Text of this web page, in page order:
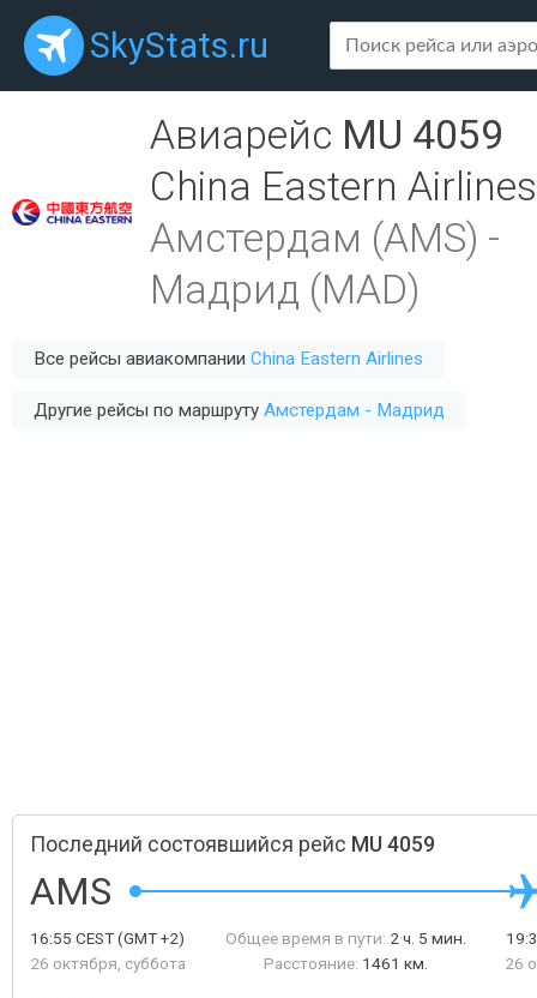
SkyStats.ru
Авиарейс MU 4059
China Eastern Airlines
Амстердам (AMS) -
Мадрид (MAD)
Все рейсы авиакомпании China Eastern Airlines
Другие рейсы по маршруту Амстердам - Мадрид
Последний состоявшийся рейс MU 4059
AMS
16:55 CEST(GMT +2)
26 октября, суббота
Общее время в пути: 2 ч. 5 мин.
Расстояние: 1461 км.
26